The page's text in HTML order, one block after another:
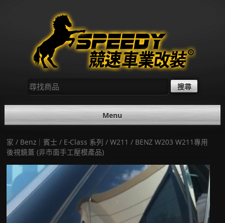
尋
找：
Menu
家 / Benz｜賓士 / E-Class 系列 / W211 / BENZ W203 W211專用
後視鏡蓋 (非市面手工壓模產品)